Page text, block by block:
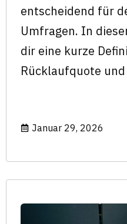
entscheidend für
Umfragen. In
dir eine kurze
Rücklaufquote
Januar 29, 2026